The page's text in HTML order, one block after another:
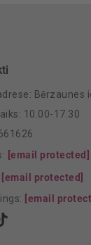
Bērzaunes
10.00-17.30
[email protected]
[email protected]
[email